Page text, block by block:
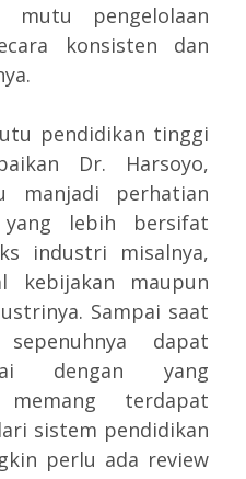
mutu pengelolaan
konsisten dan
pendidikan tinggi
Dr. Harsoyo,
manjadi perhatian
lebih bersifat
industri misalnya,
maupun
Sampai saat
dapat
dengan yang
terdapat
sistem pendidikan
perlu ada review